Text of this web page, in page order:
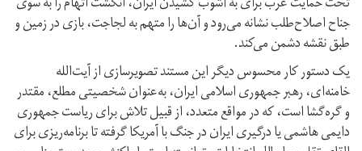
جناح اصلاح‌طلب نشانه می‌رود و آن‌ها را متهم به لجاجت، بازی در زمین و
طبق نقشه دشمن می‌کند.
یک دستور کار محسوس دیگر این مستند تصویرسازی از آیت‌الله
خامنه‌ای، رهبر جمهوری اسلامی ایران، به‌عنوان شخصیتی مطلع، مقتدر
و گره‌گشا است، که در مواقع متعدد، از قبیل تلاش برای ریاست جمهوری
دایمی هاشمی یا درگیری ایران در جنگ با آمریکا گرفته تا برنامه‌ریزی برای